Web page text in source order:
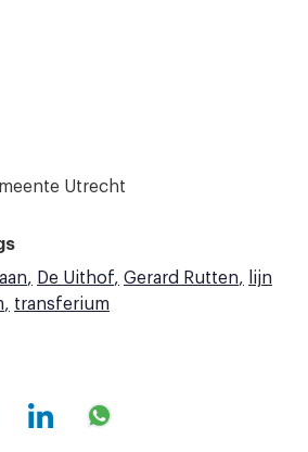
Utrecht
De Uithof Gerard Rutten
lijn
transferium